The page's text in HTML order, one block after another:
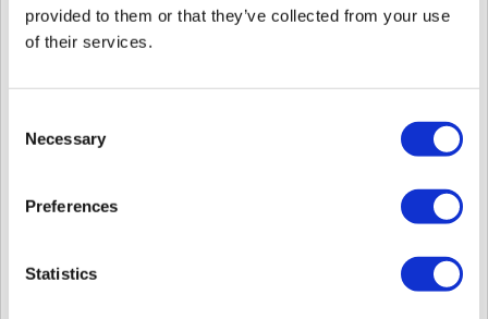
provided to them or that they’ve collected from your use
of their services.
Selection
Necessary
Preferences
Statistics
[Fig 1- ユーザーグループのユーザーが検索できません。]
ユーザーテーブルのperm_id列のデータが同期されていないため、
perm_idがありません。